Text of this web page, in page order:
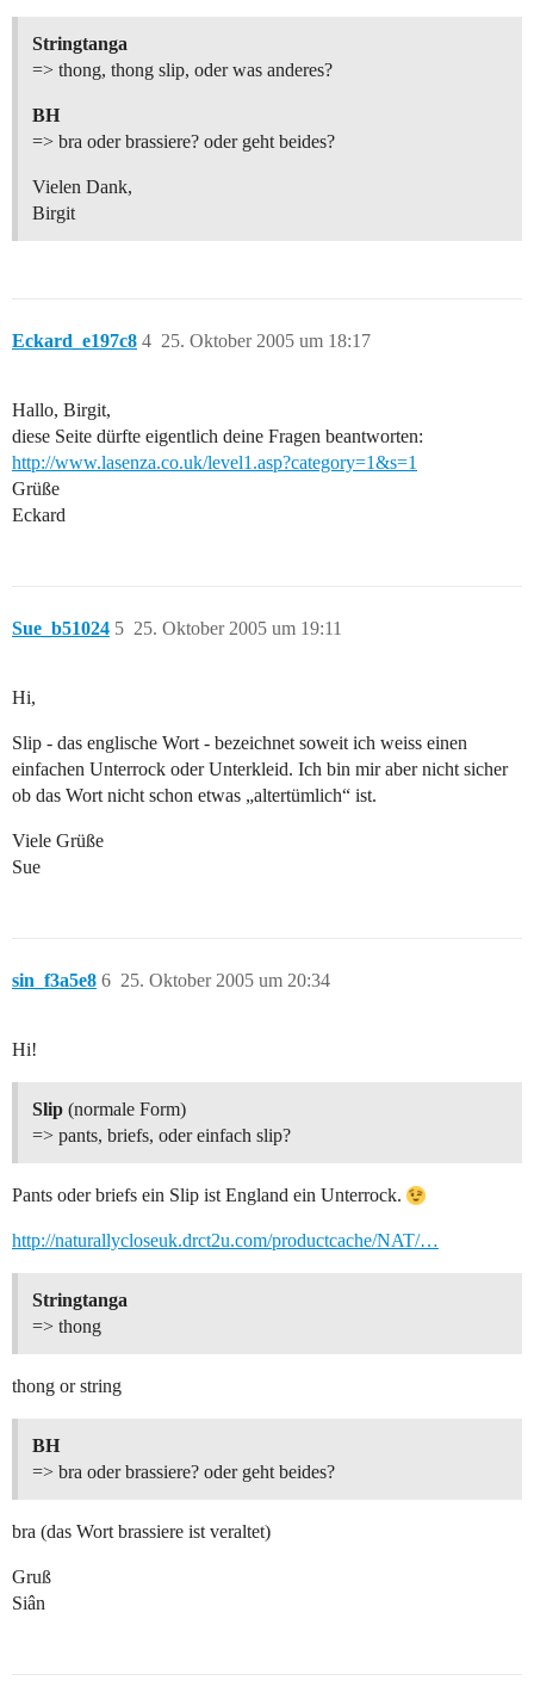
Stringtanga
=> thong, thong slip, oder was anderes?
BH
=> bra oder brassiere? oder geht beides?
Vielen Dank,
Birgit
Eckard_e197c8 25. Oktober 2005 um 18:17
4
Hallo, Birgit,
diese Seite dürfte eigentlich deine Fragen beantworten:
http://www.lasenza.co.uk/level1.asp?category=1&s=1
Grüße
Eckard
Sue_b51024 25. Oktober 2005 um 19:11
5
Hi,
Slip - das englische Wort - bezeichnet soweit ich weiss einen
einfachen Unterrock oder Unterkleid. Ich bin mir aber nicht sicher
ob das Wort nicht schon etwas „altertümlich“ ist.
Viele Grüße
Sue
sin_f3a5e8 25. Oktober 2005 um 20:34
6
Hi!
Slip (normale Form)
=> pants, briefs, oder einfach slip?
Pants oder briefs ein Slip ist England ein Unterrock.
http://naturallycloseuk.drct2u.com/productcache/NAT/…
Stringtanga
=> thong
thong or string
BH
=> bra oder brassiere? oder geht beides?
bra (das Wort brassiere ist veraltet)
Gruß
Siân